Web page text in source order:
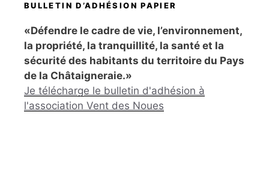
BULLETIN D’ADHÉSION PAPIER
«Défendre le cadre de vie, l’environnement,
la propriété, la tranquillité, la santé et la
sécurité des habitants du territoire du Pays
de la Châtaigneraie.»
Je télécharge le bulletin d'adhésion à
l'association Vent des Noues